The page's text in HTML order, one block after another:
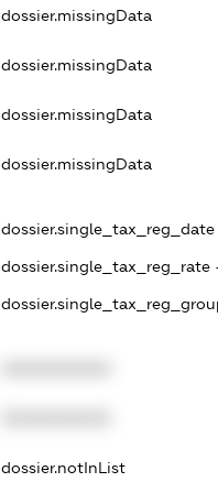
dossier.missingData
dossier.missingData
dossier.missingData
dossier.missingData
dossier.single_tax_reg_date
dossier.single_tax_reg_rate
dossier.notInList